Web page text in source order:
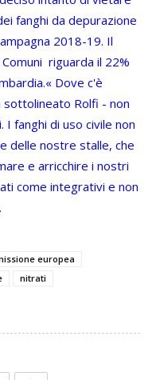
fanghi da depurazione
2018-19. Il
riguarda il 22%
Dove c'è
sottolineato Rolfi - non
fanghi di uso civile non
delle nostre stalle, che
e arricchire i nostri
come integrativi e non
europea
nitrati